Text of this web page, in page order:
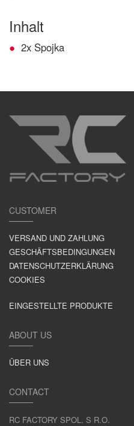
Inhalt
2x Spojka
CUSTOMER
VERSAND UND ZAHLUNG
GESCHÄFTSBEDINGUNGEN
DATENSCHUTZERKLÄRUNG
COOKIES
EINGESTELLTE PRODUKTE
ABOUT US
ÜBER UNS
CONTACT
RC FACTORY SPOL. S R.O.